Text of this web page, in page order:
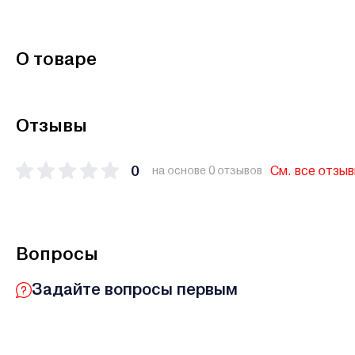
О товаре
Отзывы
0 на основе 0 отзывов См. все
Вопросы
Задайте вопросы первым